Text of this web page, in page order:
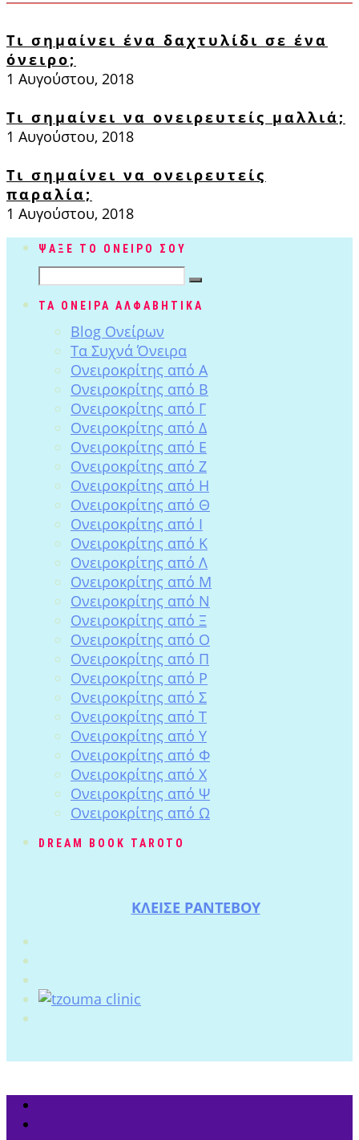
Τι σημαίνει ένα δαχτυλίδι σε ένα
όνειρο;
1 Αυγούστου, 2018
Τι σημαίνει να ονειρευτείς μαλλιά;
1 Αυγούστου, 2018
Τι σημαίνει να ονειρευτείς
παραλία;
1 Αυγούστου, 2018
ΨΑΞΕ ΤΟ ΟΝΕΙΡΟ ΣΟΥ
ΤΑ ΟΝΕΙΡΑ ΑΛΦΑΒΗΤΙΚΑ
Blog Ονείρων
Tα Συχνά Όνειρα
Ονειροκρίτης από Α
Ονειροκρίτης από Β
Ονειροκρίτης από Γ
Ονειροκρίτης από Δ
Ονειροκρίτης από Ε
Ονειροκρίτης από Ζ
Ονειροκρίτης από Η
Ονειροκρίτης από Θ
Ονειροκρίτης από Ι
Ονειροκρίτης από Κ
Ονειροκρίτης από Λ
Ονειροκρίτης από Μ
Ονειροκρίτης από Ν
Ονειροκρίτης από Ξ
Ονειροκρίτης από Ο
Ονειροκρίτης από Π
Ονειροκρίτης από Ρ
Ονειροκρίτης από Σ
Ονειροκρίτης από Τ
Ονειροκρίτης από Υ
Ονειροκρίτης από Φ
Ονειροκρίτης από Χ
Ονειροκρίτης από Ψ
Ονειροκρίτης από Ω
DREAM BOOK TAROTO
ΚΛΕΙΣΕ ΡΑΝΤΕΒΟΥ